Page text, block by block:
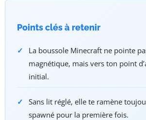
Points clés à retenir
La boussole Minecraft ne pointe
magnétique, mais vers ton point
initial.
Sans lit réglé, elle te ramène
spawné pour la première fois.